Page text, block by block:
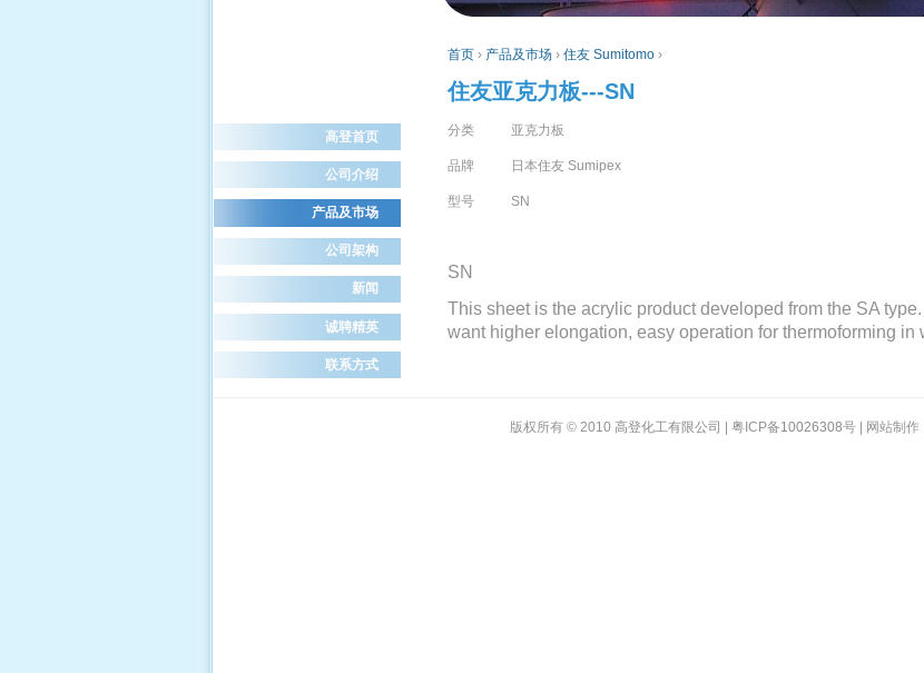
首页 › 产品及市场 › 住友 Sumitomo ›
住友亚克力板---SN
分类 亚克力板
品牌 日本住友 Sumipex
型号 SN
SN
This sheet is the acrylic product developed from the SA
want higher elongation, easy operation for thermoforming in
高登首页
公司介绍
产品及市场
公司架构
新闻
诚聘精英
联系方式
版权所有 © 2010 高登化工有限公司 | 粤ICP备10026308号 | 网站制作